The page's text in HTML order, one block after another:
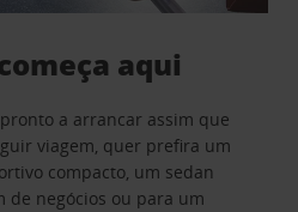
aqui
a arrancar assim que
viagem, quer prefira um
compacto, um sedan
de negócios ou para um